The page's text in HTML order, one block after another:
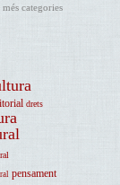
més categories
drets
pensament